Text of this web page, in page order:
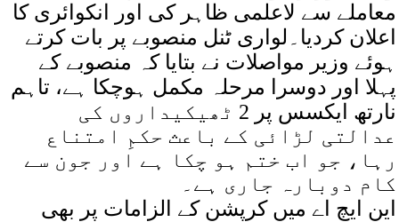
معاملے سے لاعلمی ظاہر کی اور انکوائری کا
اعلان کردیا۔لواری ٹنل منصوبے پر بات کرتے
ہوئے وزیر مواصلات نے بتایا کہ منصوبے کے
پہلا اور دوسرا مرحلہ مکمل ہوچکا ہے، تاہم
نارتھ ایکسس پر 2 ٹھیکیداروں کی
عدالتی لڑائی کے باعث حکمِ امتناع
رہا، جو اب ختم ہو چکا ہے اور جون سے
کام دوبارہ جاری ہے۔
این ایچ اے میں کرپشن کے الزامات پر بھی